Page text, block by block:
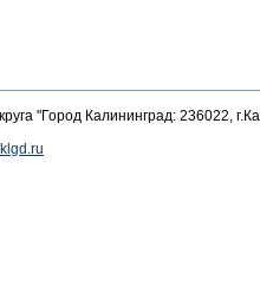
"Город Калининград: 236022,